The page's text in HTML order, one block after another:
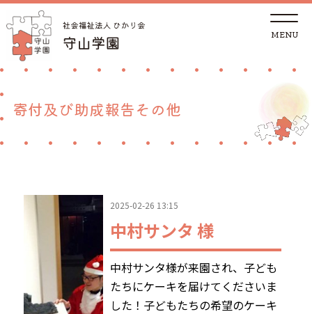
t
g
g
a
トップページ
児童養護施設
里親支援センターしが 湖南支部
ご支援
採用情報
寄付及び助成報告その他
2025-02-26 13:15
中村サンタ 様
中村サンタ様が来園され、子ども
たちにケーキを届けてくださいま
した！子どもたちの希望のケーキ